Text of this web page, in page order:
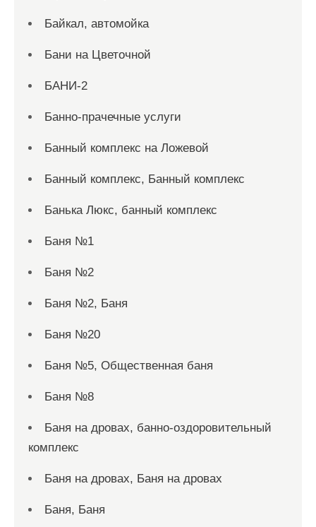
Байкал, автомойка
Бани на Цветочной
БАНИ-2
Банно-прачечные услуги
Банный комплекс на Ложевой
Банный комплекс, Банный комплекс
Банька Люкс, банный комплекс
Баня №1
Баня №2
Баня №2, Баня
Баня №20
Баня №5, Общественная баня
Баня №8
Баня на дровах, банно-оздоровительный
комплекс
Баня на дровах, Баня на дровах
Баня, Баня